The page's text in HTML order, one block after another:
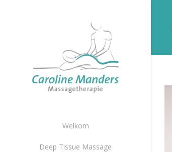
Welkom
Deep Tissue Massage